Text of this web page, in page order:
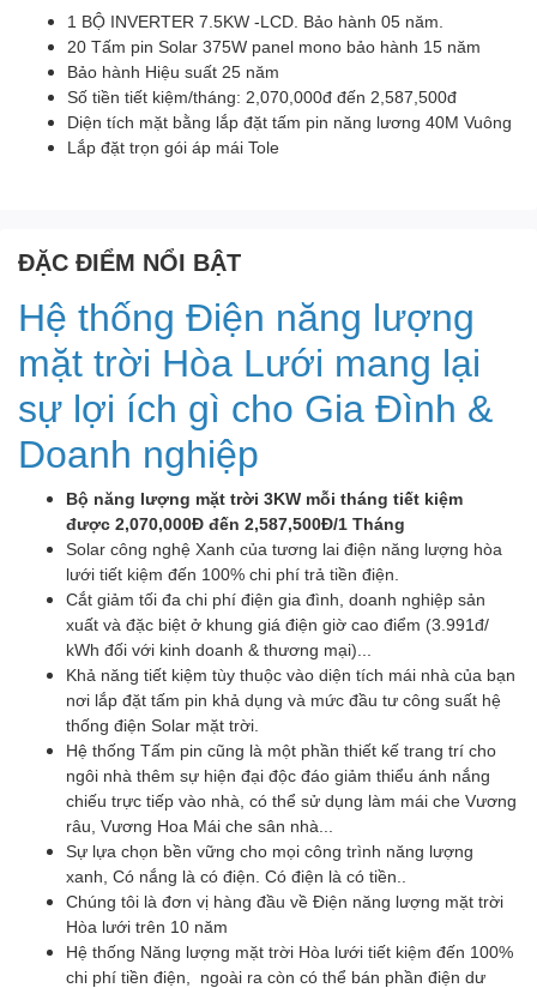
1 BỘ INVERTER 7.5KW -LCD. Bảo hành 05 năm.
20 Tấm pin Solar 375W panel mono bảo hành 15 năm
Bảo hành Hiệu suất 25 năm
Số tiền tiết kiệm/tháng: 2,070,000đ đến 2,587,500đ
Diện tích mặt bằng lắp đặt tấm pin năng lương 40M Vuông
Lắp đặt trọn gói áp mái Tole
ĐẶC ĐIỂM NỔI BẬT
Hệ thống Điện năng lượng
mặt trời Hòa Lưới mang lại
sự lợi ích gì cho Gia Đình &
Doanh nghiệp
Bộ năng lượng mặt trời 3KW mỗi tháng tiết kiệm
được 2,070,000Đ đến 2,587,500Đ/1 Tháng
Solar công nghệ Xanh của tương lai điện năng lượng hòa
lưới tiết kiệm đến 100% chi phí trả tiền điện.
Cắt giảm tối đa chi phí điện gia đình, doanh nghiệp sản
xuất và đặc biệt ở khung giá điện giờ cao điểm (3.991đ/
kWh đối với kinh doanh & thương mại)...
Khả năng tiết kiệm tùy thuộc vào diện tích mái nhà của bạn
nơi lắp đặt tấm pin khả dụng và mức đầu tư công suất hệ
thống điện Solar mặt trời.
Hệ thống Tấm pin cũng là một phần thiết kế trang trí cho
ngôi nhà thêm sự hiện đại độc đáo giảm thiểu ánh nắng
chiếu trực tiếp vào nhà, có thể sử dụng làm mái che Vương
râu, Vương Hoa Mái che sân nhà...
Sự lựa chọn bền vững cho mọi công trình năng lượng
xanh, Có nắng là có điện. Có điện là có tiền..
Chúng tôi là đơn vị hàng đầu về Điện năng lượng mặt trời
Hòa lưới trên 10 năm
Hệ thống Năng lượng mặt trời Hòa lưới tiết kiệm đến 100%
chi phí tiền điện, ngoài ra còn có thể bán phần điện dư